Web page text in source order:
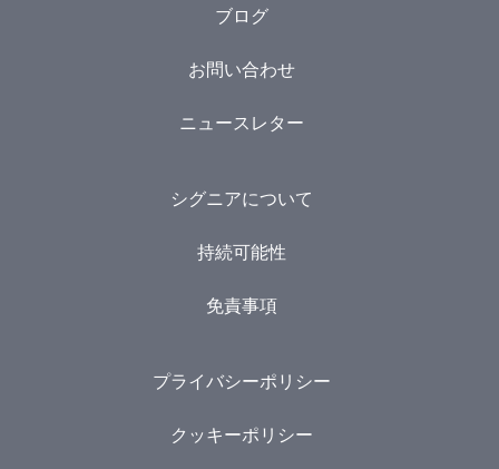
ブログ
お問い合わせ
ニュースレター
シグニアについて
持続可能性
免責事項
プライバシーポリシー
クッキーポリシー